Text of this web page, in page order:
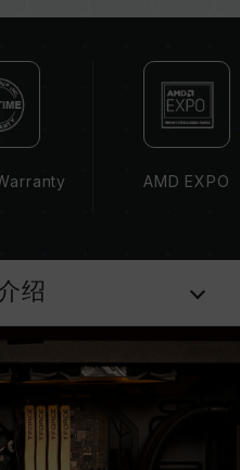
以 SPD 默认频率
如 DDR5-4800 (或更
品瑕疵。
者手动启用，部分主
高可达频率，并非所有系
持对应的超频技术
则内存可能无法达到标
常电压情况下进行验
状况，请联系处理器或
AMD EXPO
绍